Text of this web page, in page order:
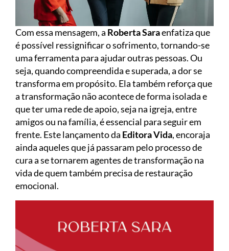
Com essa mensagem, a Roberta Saraenfatiza que
é possível ressignificar o sofrimento, tornando-se
uma ferramenta para ajudar outras pessoas. Ou
seja, quando compreendida e superada, a dor se
transforma em propósito. Ela também reforça que
a transformação não acontece de forma isolada e
que ter uma rede de apoio, seja na igreja, entre
amigos ou na família, é essencial para seguir em
frente. Este lançamento da Editora Vida, encoraja
ainda aqueles que já passaram pelo processo de
cura a se tornarem agentes de transformação na
vida de quem também precisa de restauração
emocional.